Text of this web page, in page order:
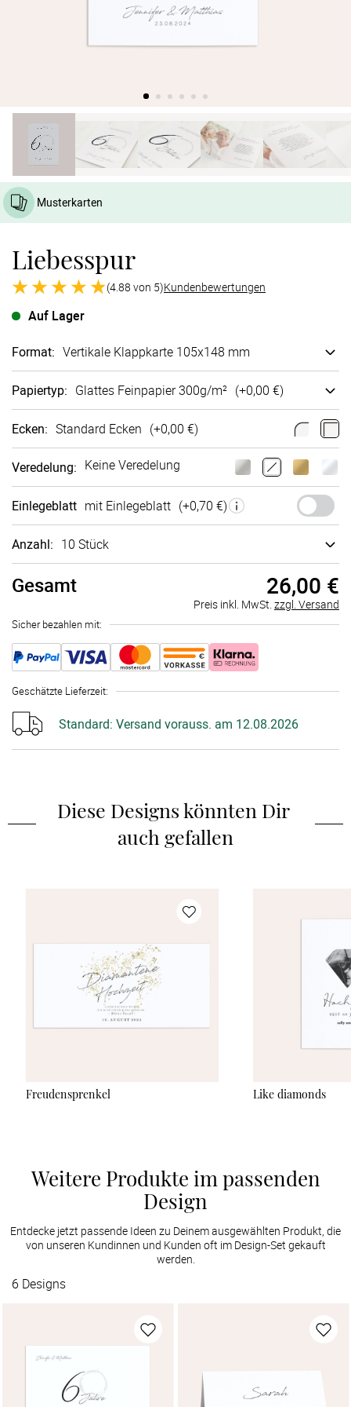
Musterkarten
Liebesspur
(4.88 von 5)Kundenbewertungen
Auf Lager
Format: Vertikale Klappkarte 105x148 mm
Papiertyp: Glattes Fein­papier 300g/m² (+0,00 €)
Ecken: Standard Ecken (+0,00 €)
Veredelung: Keine Veredelung
Einlegeblatt mit Einlegeblatt (+0,70 €)
Anzahl: 10 Stück
Gesamt 26,00 €
Preis inkl. MwSt. zzgl. Versand
Sicher bezahlen mit:
Geschätzte Lieferzeit:
Standard: Versand vorauss. am 12.08.2026
Diese Designs könnten Dir
auch gefallen
Freudensprenkel Like diamonds
Weitere Produkte im passenden
Design
Entdecke jetzt passende Ideen zu Deinem ausgewählten Produkt, die
von unseren Kundinnen und Kunden oft im Design-Set gekauft
werden.
6 Designs